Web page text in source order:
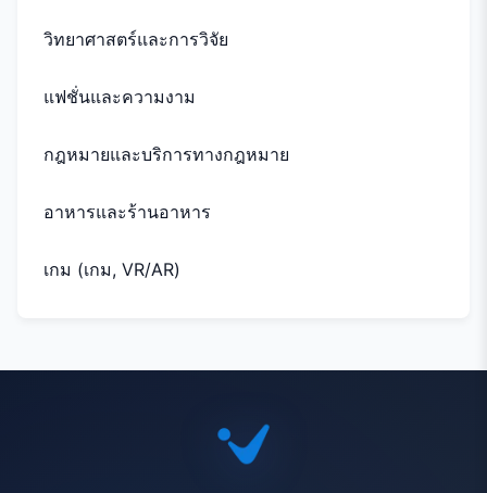
วิทยาศาสตร์และการวิจัย
แฟชั่นและความงาม
กฎหมายและบริการทางกฎหมาย
อาหารและร้านอาหาร
เกม (เกม, VR/AR)